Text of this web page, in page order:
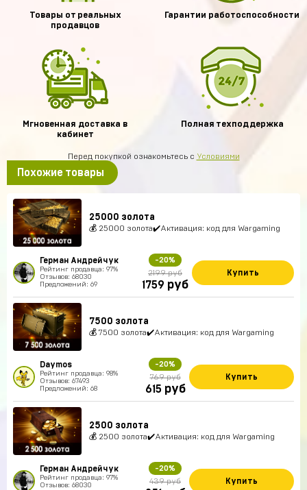
Товары от реальных
продавцов
Гарантии работоспособности
Мгновенная доставка в
кабинет
Полная техподдержка
Перед покупкой ознакомьтесь с Условиями
Похожие товары
25000 золота
💰 25000 золота✔️Активация: код для Wargaming
Герман Андрейчук
Рейтинг продавца: 97%
Отзывов: 68030
Предложений: 69
-20%
2199 руб
1759 руб
Купить
7500 золота
💰 7500 золота✔️Активация: код для Wargaming
Daymos
Рейтинг продавца: 98%
Отзывов: 67493
Предложений: 68
-20%
769 руб
615 руб
Купить
2500 золота
💰 2500 золота✔️Активация: код для Wargaming
Герман Андрейчук
Рейтинг продавца: 97%
Отзывов: 68030
-20%
439 руб Купить